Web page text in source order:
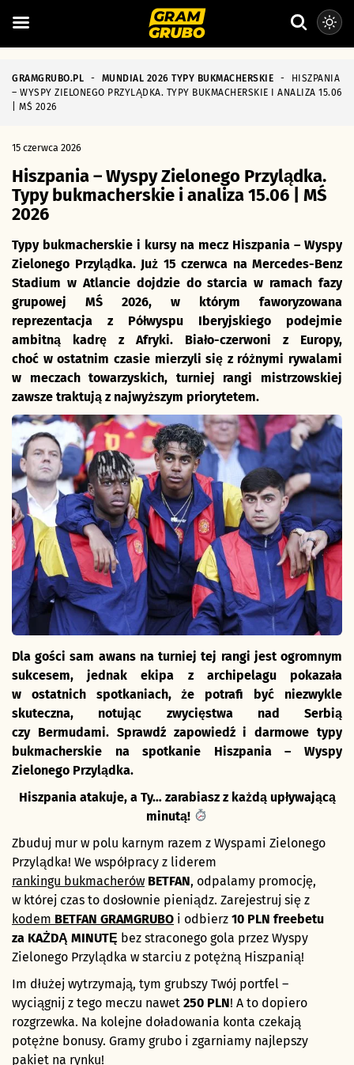
GRAMGRUBO.PL - MUNDIAL 2026 TYPY BUKMACHERSKIE -
HISZPANIA
– WYSPY ZIELONEGO PRZYLĄDKA. TYPY BUKMACHERSKIE I ANALIZA 15.06
| MŚ 2026
15 czerwca 2026
Hiszpania – Wyspy Zielonego Przylądka.
Typy bukmacherskie i analiza 15.06 | MŚ
2026
Typy bukmacherskie i kursy na mecz Hiszpania – Wyspy
Zielonego Przylądka. Już 15 czerwca na Mercedes-Benz
Stadium w Atlancie dojdzie do starcia w ramach fazy
grupowej MŚ 2026, w którym faworyzowana
reprezentacja z Półwyspu Iberyjskiego podejmie
ambitną kadrę z Afryki. Biało-czerwoni z Europy,
choć w ostatnim czasie mierzyli się z różnymi rywalami
w meczach towarzyskich, turniej rangi mistrzowskiej
zawsze traktują z najwyższym priorytetem.
Dla gości sam awans na turniej tej rangi jest ogromnym
sukcesem, jednak ekipa z archipelagu pokazała
w ostatnich spotkaniach, że potrafi być niezwykle
skuteczna, notując zwycięstwa nad Serbią
czy Bermudami. Sprawdź zapowiedź i darmowe typy
bukmacherskie na spotkanie Hiszpania – Wyspy
Zielonego Przylądka.
Hiszpania atakuje, a Ty… zarabiasz z każdą upływającą
minutą!
Zbuduj mur w polu karnym razem z Wyspami Zielonego
Przylądka! We współpracy z liderem
rankingu bukmacherów BETFAN, odpalamy promocję,
w której czas to dosłownie pieniądz. Zarejestruj się z
kodem BETFAN GRAMGRUBO i odbierz 10 PLN freebetu
za KAŻDĄ MINUTĘ bez straconego gola przez Wyspy
Zielonego Przylądka w starciu z potężną Hiszpanią!
Im dłużej wytrzymają, tym grubszy Twój portfel –
wyciągnij z tego meczu nawet 250 PLN! A to dopiero
rozgrzewka. Na kolejne doładowania konta czekają
potężne bonusy. Gramy grubo i zgarniamy najlepszy
pakiet na rynku!